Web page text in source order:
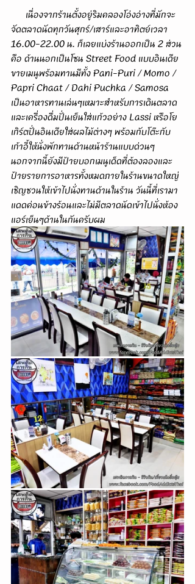
จัดตลาดนัดทุกวันศุกร์/เสาร์และอาทิตย์เวลา
16.00-22.00 น. ก็เลยแบ่งร้านออกเป็น 2 ส่วน
คือ ด้านนอกเป็นโซน Street Food แบบอินเดีย
ขายเมนูพร้อมทานมีทั้ง Pani-Puri / Momo /
Papri Chaat / Dahi Puchka / Samosa
เป็นอาหารทานเล่นๆเหมาะสำหรับการเดินตลาด
และเครื่องดื่มปั่นเย็นใส่แก้วอย่าง Lassi หรือโย
เกิร์ตปั่นอินเดียใส่ผลไม้ต่างๆ พร้อมกับโต๊ะกับ
เก้าอี้ให้นั่งพักทานด้านหน้าร้านแบบด่วนๆ
นอกจากนี้ยังมีป้ายบอกเมนูเด็ดที่ต้องลองและ
ป้ายรายการอาหารทั้งหมดภายในร้านขนาดใหญ่
เชิญชวนให้เข้าไปนั่งทานด้านในร้าน วันนี้ที่เรามา
แดดค่อนข้างร้อนและไม่มีตลาดนัดเข้าไปนั่งห้อง
แอร์เย็นๆด้านในกันครับผม